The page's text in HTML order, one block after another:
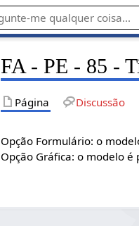
FA - PE - 85 -
Página Discussão
Opção Formulário: o
Opção Gráfica: o modelo